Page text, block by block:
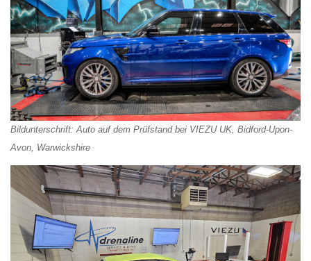
Bildunterschrift: Auto auf dem Prüfstand bei VIEZU UK, Bidford-Upon-
Avon, Warwickshire